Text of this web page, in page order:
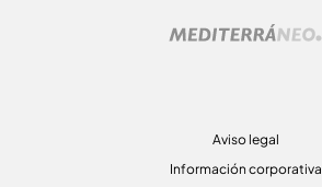
Aviso legal
Información corporativa